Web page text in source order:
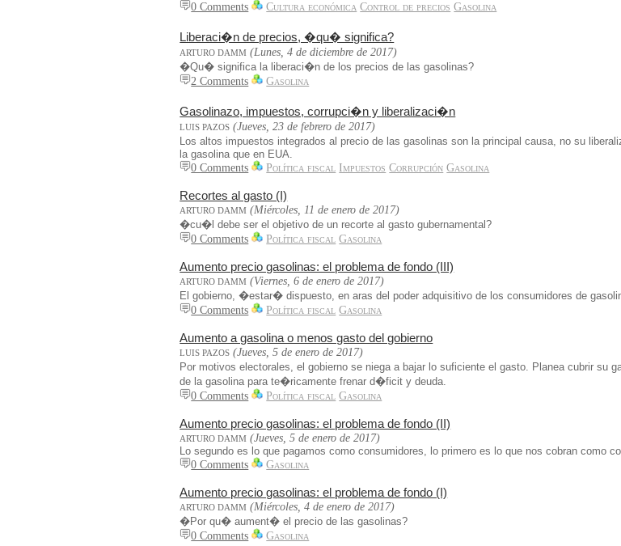
0 Comments
Cultura económica Control de precios Gasolina
Liberaci�n de precios, �qu� significa?
ARTURO DAMM (Lunes, 4 de diciembre de 2017)
�Qu� significa la liberaci�n de los precios de las gasolinas?
2 Comments
Gasolina
Gasolinazo, impuestos, corrupci�n y liberalizaci�n
LUIS PAZOS (Jueves, 23 de febrero de 2017)
Los altos impuestos integrados al precio de las gasolinas son la principal causa, no su
la gasolina que en EUA.
0 Comments
Política fiscal Impuestos Corrupción Gasolina
Recortes al gasto (I)
ARTURO DAMM (Miércoles, 11 de enero de 2017)
�cu�l debe ser el objetivo de un recorte al gasto gubernamental?
0 Comments
Política fiscal Gasolina
Aumento precio gasolinas: el problema de fondo (III)
ARTURO DAMM (Viernes, 6 de enero de 2017)
El gobierno, �estar� dispuesto, en aras del poder adquisitivo de los consumidores de
0 Comments
Política fiscal Gasolina
Aumento a gasolina o menos gasto del gobierno
LUIS PAZOS (Jueves, 5 de enero de 2017)
Por motivos electorales, el gobierno se niega a bajar lo suficiente el gasto. Planea cubrir
de la gasolina para te�ricamente frenar d�ficit y deuda.
0 Comments
Política fiscal Gasolina
Aumento precio gasolinas: el problema de fondo (II)
ARTURO DAMM (Jueves, 5 de enero de 2017)
Lo segundo es lo que pagamos como consumidores, lo primero es lo que nos cobran como
0 Comments
Gasolina
Aumento precio gasolinas: el problema de fondo (I)
ARTURO DAMM (Miércoles, 4 de enero de 2017)
�Por qu� aument� el precio de las gasolinas?
0 Comments
Gasolina